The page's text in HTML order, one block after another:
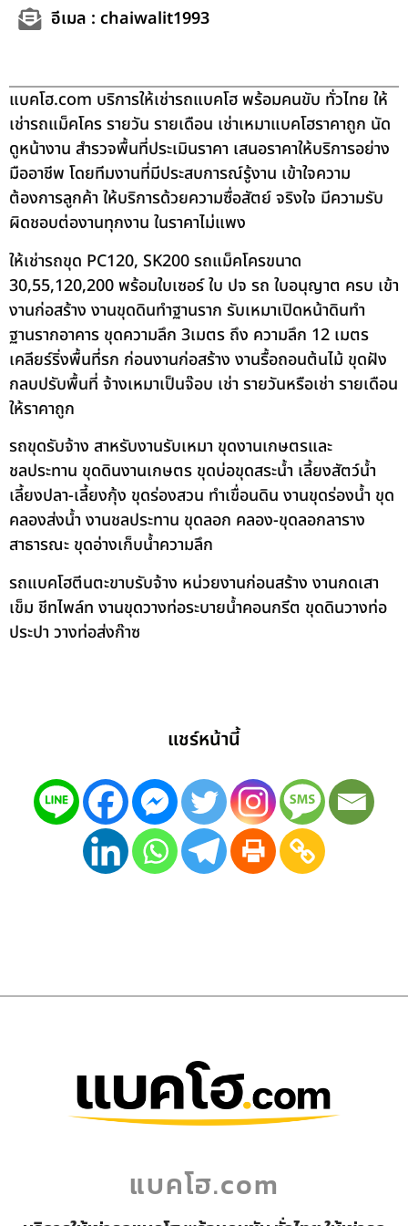
อีเมล : chaiwalit1993
แบคโฮ.com บริการให้เช่ารถแบคโฮ พร้อมคนขับ ทั่วไทย ให้
เช่ารถแม็คโคร รายวัน รายเดือน เช่าเหมาแบคโฮราคาถูก นัด
ดูหน้างาน สำรวจพื้นที่ประเมินราคา เสนอราคาให้บริการอย่าง
มืออาชีพ โดยทีมงานที่มีประสบการณ์รู้งาน เข้าใจความ
ต้องการลูกค้า ให้บริการด้วยความซื่อสัตย์ จริงใจ มีความรับ
ผิดชอบต่องานทุกงาน ในราคาไม่แพง
ให้เช่ารถขุด PC120, SK200 รถแม็คโครขนาด
30,55,120,200 พร้อมใบเซอร์ ใบ ปจ รถ ใบอนุญาต ครบ เข้า
งานก่อสร้าง งานขุดดินทำฐานราก รับเหมาเปิดหน้าดินทำ
ฐานรากอาคาร ขุดความลึก 3เมตร ถึง ความลึก 12 เมตร
เคลียร์ริ่งพื้นที่รก ก่อนงานก่อสร้าง งานรื้อถอนต้นไม้ ขุดฝัง
กลบปรับพื้นที่ จ้างเหมาเป็นจ๊อบ เช่า รายวันหรือเช่า รายเดือน
ให้ราคาถูก
รถขุดรับจ้าง สาหรับงานรับเหมา ขุดงานเกษตรและ
ชลประทาน ขุดดินงานเกษตร ขุดบ่อขุดสระน้ำ เลี้ยงสัตว์น้ำ
เลี้ยงปลา-เลี้ยงกุ้ง ขุดร่องสวน ทำเขื่อนดิน งานขุดร่องน้ำ ขุด
คลองส่งน้ำ งานชลประทาน ขุดลอก คลอง-ขุดลอกลาราง
สาธารณะ ขุดอ่างเก็บน้ำความลึก
รถแบคโฮตีนตะขาบรับจ้าง หน่วยงานก่อนสร้าง งานกดเสา
เข็ม ชีทไพล์ท งานขุดวางท่อระบายน้ำคอนกรีต ขุดดินวางท่อ
ประปา วางท่อส่งก๊าซ
แชร์หน้านี้
แบคโฮ.com